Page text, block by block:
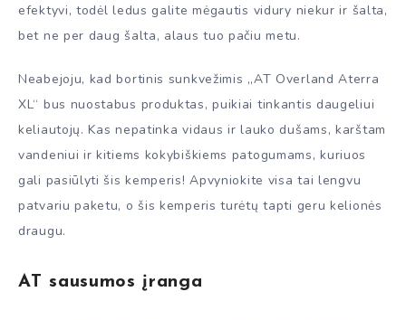
efektyvi, todėl ledus galite mėgautis vidury niekur ir šalta,
bet ne per daug šalta, alaus tuo pačiu metu.
Neabejoju, kad bortinis sunkvežimis „AT Overland Aterra
XL“ bus nuostabus produktas, puikiai tinkantis daugeliui
keliautojų. Kas nepatinka vidaus ir lauko dušams, karštam
vandeniui ir kitiems kokybiškiems patogumams, kuriuos
gali pasiūlyti šis kemperis! Apvyniokite visa tai lengvu
patvariu paketu, o šis kemperis turėtų tapti geru kelionės
draugu.
AT sausumos įranga